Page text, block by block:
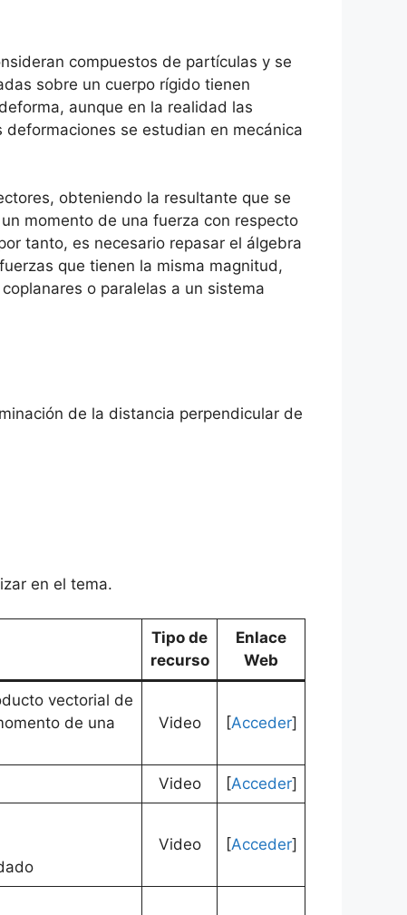
compuestos de partículas y se
sobre un cuerpo rígido tienen
aunque en la realidad las
se estudian en mecánica
obteniendo la resultante que se
momento de una fuerza con respecto
tanto, es necesario repasar el álgebra
que tienen la misma magnitud,
o paralelas a un sistema
de la distancia perpendicular de
en el tema.
Tipo de
recurso
Enlace
Web
vectorial de
de una
Video [Acceder]
Video [Acceder]
Video [Acceder]